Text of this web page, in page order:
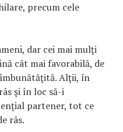
precum cele
dar cei mai mulţi
cât mai favorabilă, de
Alţii, în
şi în loc să-i
partener, tot ce
râs.